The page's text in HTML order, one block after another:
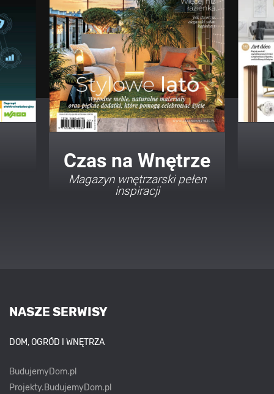
Twój Dom Twój Styl
Porady i inspiracje w
najmodniejszych stylach
NASZE SERWISY
DOM, OGRÓD I WNĘTRZA
BudujemyDom.pl
Projekty.BudujemyDom.pl